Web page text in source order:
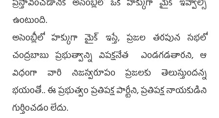
ప్రస్తావించడానికి అసెంబ్లీలో ఒక హక్కుగా మైక్‌ ఇవ్వాల్సి
ఉంటుంది.
అసెంబ్లీలో హక్కుగా మైక్‌ ఇస్తే, ప్రజల తరపున సభలో
చంద్రబాబు ప్రభుత్వాన్ని విపక్షనేత ఎండగడతారని, ఆ
విధంగా వారి నిజస్వరూపం ప్రజలకు తెలుస్తుందన్న
భయంతో.. ఈ ప్రభుత్వం ప్రతిపక్ష పార్టీని, ప్రతిపక్ష నాయకుడిని
గుర్తించడం లేదు.